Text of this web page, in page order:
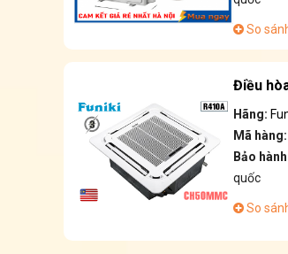
So
Điều
Hãng:
Mã hàng:
Bảo
quốc
So